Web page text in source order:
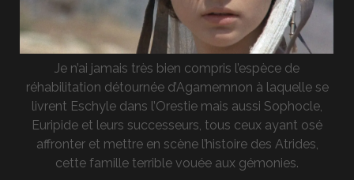
Je n’ai jamais très bien compris l’espèce de
réhabilitation détournée d’Agamemnon à laquelle se
livrent Eschyle dans l’Orestie mais aussi Sophocle,
Euripide et leurs successeurs, tous ceux ayant osé
affronter et mettre en scène l’histoire des Atrides,
cette famille terrible vouée aux gémonies.